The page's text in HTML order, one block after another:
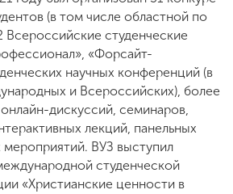
(в том числе областной по
Всероссийские студенческие
«Форсайт-
научных конференций (в
и Всероссийских), более
дискуссий, семинаров,
лекций, панельных
мероприятий. ВУЗ выступил
студенческой
«Христианские ценности в